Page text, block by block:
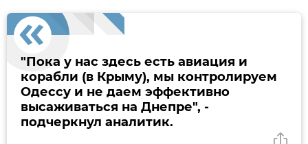
"Пока у нас здесь есть авиация и
корабли (в Крыму), мы контролируем
Одессу и не даем эффективно
высаживаться на Днепре", -
подчеркнул аналитик.